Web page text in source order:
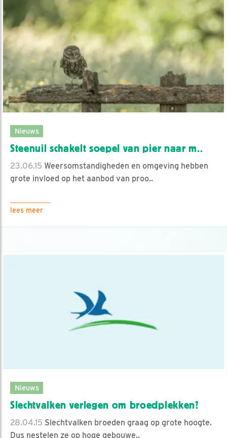
Nieuws
Steenuil schakelt soepel van pier naar m..
23.06.15 Weersomstandigheden en omgeving hebben
grote invloed op het aanbod van proo..
lees meer
Nieuws
Slechtvalken verlegen om broedplekken?
28.04.15 Slechtvalken broeden graag op grote hoogte.
Dus nestelen ze op hoge gebouwe..